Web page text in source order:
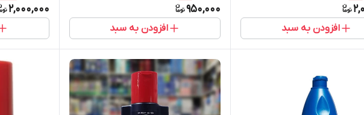
افزودن به سبد
950,000
افزودن به سبد
2,000,000